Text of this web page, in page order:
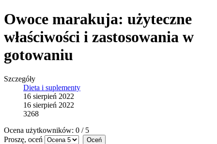
Owoce marakuja: użyteczne
właściwości i zastosowania w
gotowaniu
Szczegóły
Dieta i suplementy
16 sierpień 2022
16 sierpień 2022
3268
Ocena użytkowników: 0 / 5
Proszę, oceń